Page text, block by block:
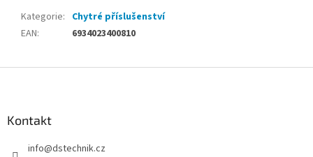
Kategorie: Chytré příslušenství
EAN: 6934023400810
Kontakt
info@dstechnik.cz